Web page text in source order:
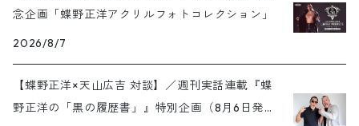
念企画「蝶野正洋アクリルフォトコレクション」
2026/8/7
【蝶野正洋×天山広吉 対談】／週刊実話連載『蝶
野正洋の「黒の履歴書」』特別企画（8月6日発売